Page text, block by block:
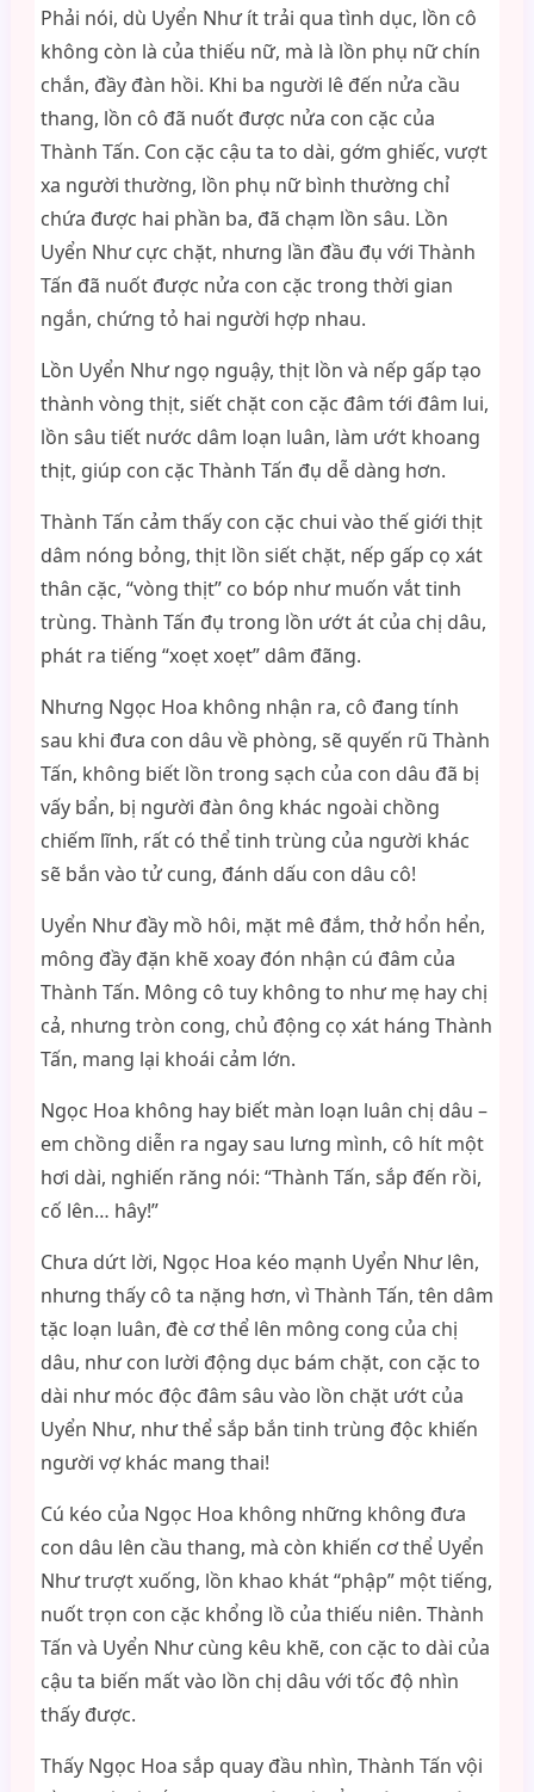
Phải nói, dù Uyển Như ít trải qua tình dục, lồn cô
không còn là của thiếu nữ, mà là lồn phụ nữ chín
chắn, đầy đàn hồi. Khi ba người lê đến nửa cầu
thang, lồn cô đã nuốt được nửa con cặc của
Thành Tấn. Con cặc cậu ta to dài, gớm ghiếc, vượt
xa người thường, lồn phụ nữ bình thường chỉ
chứa được hai phần ba, đã chạm lồn sâu. Lồn
Uyển Như cực chặt, nhưng lần đầu đụ với Thành
Tấn đã nuốt được nửa con cặc trong thời gian
ngắn, chứng tỏ hai người hợp nhau.
Lồn Uyển Như ngọ nguậy, thịt lồn và nếp gấp tạo
thành vòng thịt, siết chặt con cặc đâm tới đâm lui,
lồn sâu tiết nước dâm loạn luân, làm ướt khoang
thịt, giúp con cặc Thành Tấn đụ dễ dàng hơn.
Thành Tấn cảm thấy con cặc chui vào thế giới thịt
dâm nóng bỏng, thịt lồn siết chặt, nếp gấp cọ xát
thân cặc, “vòng thịt” co bóp như muốn vắt tinh
trùng. Thành Tấn đụ trong lồn ướt át của chị dâu,
phát ra tiếng “xoẹt xoẹt” dâm đãng.
Nhưng Ngọc Hoa không nhận ra, cô đang tính
sau khi đưa con dâu về phòng, sẽ quyến rũ Thành
Tấn, không biết lồn trong sạch của con dâu đã bị
vấy bẩn, bị người đàn ông khác ngoài chồng
chiếm lĩnh, rất có thể tinh trùng của người khác
sẽ bắn vào tử cung, đánh dấu con dâu cô!
Uyển Như đầy mồ hôi, mặt mê đắm, thở hổn hển,
mông đầy đặn khẽ xoay đón nhận cú đâm của
Thành Tấn. Mông cô tuy không to như mẹ hay chị
cả, nhưng tròn cong, chủ động cọ xát háng Thành
Tấn, mang lại khoái cảm lớn.
Ngọc Hoa không hay biết màn loạn luân chị dâu –
em chồng diễn ra ngay sau lưng mình, cô hít một
hơi dài, nghiến răng nói: “Thành Tấn, sắp đến rồi,
cố lên… hây!”
Chưa dứt lời, Ngọc Hoa kéo mạnh Uyển Như lên,
nhưng thấy cô ta nặng hơn, vì Thành Tấn, tên dâm
tặc loạn luân, đè cơ thể lên mông cong của chị
dâu, như con lười động dục bám chặt, con cặc to
dài như móc độc đâm sâu vào lồn chặt ướt của
Uyển Như, như thể sắp bắn tinh trùng độc khiến
người vợ khác mang thai!
Cú kéo của Ngọc Hoa không những không đưa
con dâu lên cầu thang, mà còn khiến cơ thể Uyển
Như trượt xuống, lồn khao khát “phập” một tiếng,
nuốt trọn con cặc khổng lồ của thiếu niên. Thành
Tấn và Uyển Như cùng kêu khẽ, con cặc to dài của
cậu ta biến mất vào lồn chị dâu với tốc độ nhìn
thấy được.
Thấy Ngọc Hoa sắp quay đầu nhìn, Thành Tấn vội